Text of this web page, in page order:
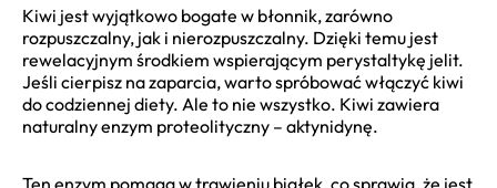
Kiwi jest wyjątkowo bogate w błonnik, zarówno
rozpuszczalny, jak i nierozpuszczalny. Dzięki temu jest
rewelacyjnym środkiem wspierającym perystaltykę jelit.
Jeśli cierpisz na zaparcia, warto spróbować włączyć kiwi
do codziennej diety. Ale to nie wszystko. Kiwi zawiera
naturalny enzym proteolityczny – aktynidynę.
Ten enzym pomaga w trawieniu białek, co sprawia, że jest